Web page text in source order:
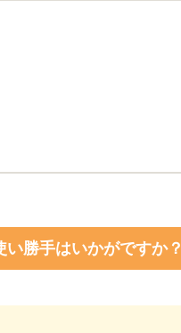
勝手はいかがですか？